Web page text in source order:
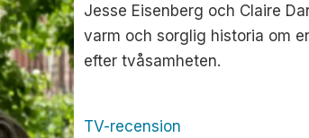
Jesse Eisenberg och Claire
varm och sorglig historia om
efter tvåsamheten.
TV-recension